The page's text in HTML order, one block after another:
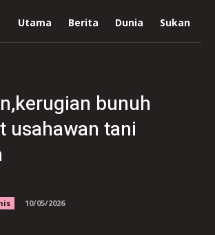
Utama Berita Dunia Sukan
bunuh
usahawan tani
10/05/2026